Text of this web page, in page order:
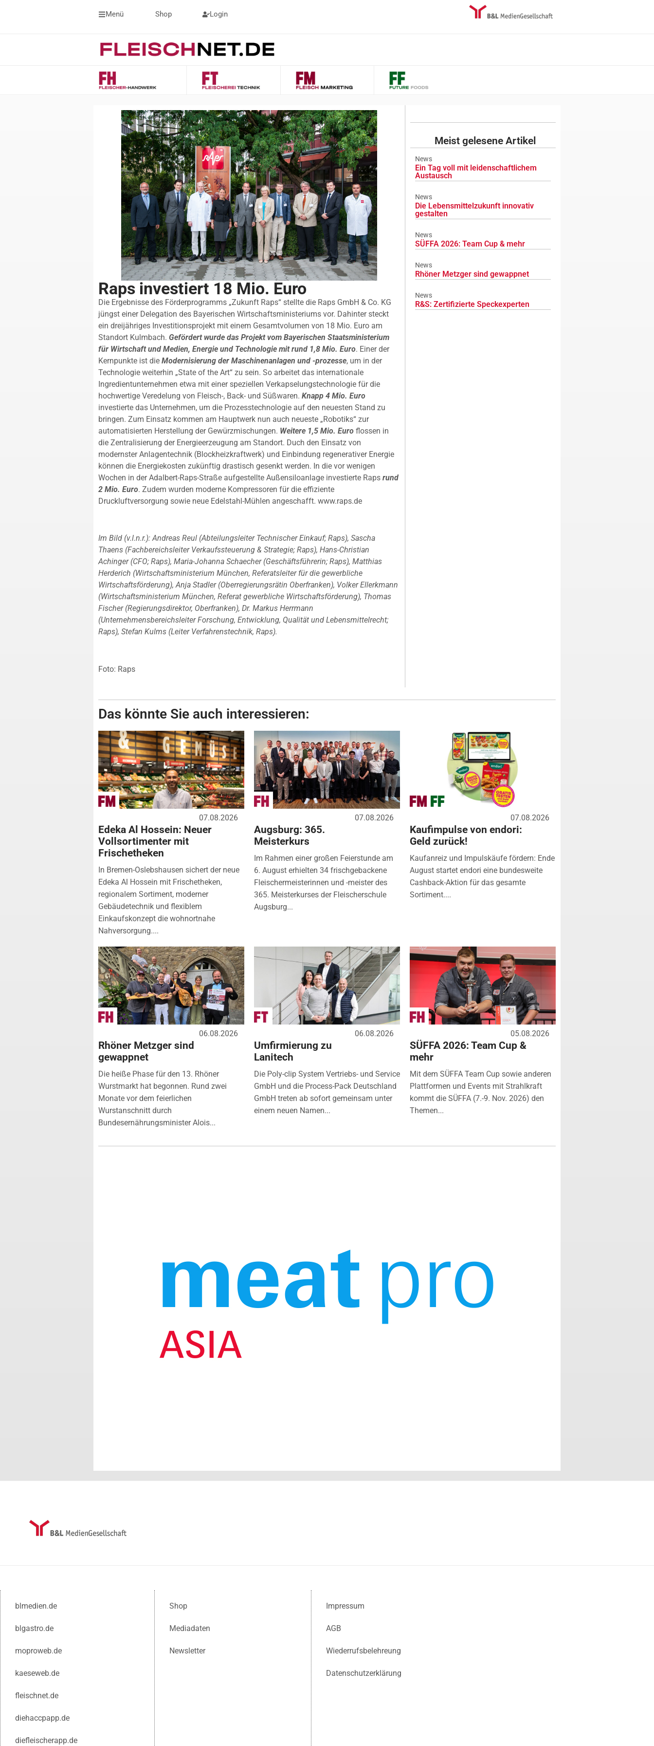
Menü Shop Login
Raps investiert 18 Mio. Euro
Die Ergebnisse des Förderprogramms „Zukunft Raps“ stellte die Raps GmbH & Co. KG
jüngst einer Delegation des Bayerischen Wirtschaftsministeriums vor. Dahinter steckt
ein dreijähriges Investitionsprojekt mit einem Gesamtvolumen von 18 Mio. Euro am
Standort Kulmbach. Gefördert wurde das Projekt vom Bayerischen Staatsministerium
für Wirtschaft und Medien, Energie und Technologie mit rund 1,8 Mio. Euro. Einer der
Kernpunkte ist die Modernisierung der Maschinenanlagen und -prozesse, um in der
Technologie weiterhin „State of the Art“ zu sein. So arbeitet das internationale
Ingredientunternehmen etwa mit einer speziellen Verkapselungstechnologie für die
hochwertige Veredelung von Fleisch-, Back- und Süßwaren. Knapp 4 Mio. Euro
investierte das Unternehmen, um die Prozesstechnologie auf den neuesten Stand zu
bringen. Zum Einsatz kommen am Hauptwerk nun auch neueste „Robotiks“ zur
automatisierten Herstellung der Gewürzmischungen. Weitere 1,5 Mio. Euro flossen in
die Zentralisierung der Energieerzeugung am Standort. Duch den Einsatz von
modernster Anlagentechnik (Blockheizkraftwerk) und Einbindung regenerativer Energie
können die Energiekosten zukünftig drastisch gesenkt werden. In die vor wenigen
Wochen in der Adalbert-Raps-Straße aufgestellte Außensiloanlage investierte Raps rund
2 Mio. Euro. Zudem wurden moderne Kompressoren für die effiziente
Druckluftversorgung sowie neue Edelstahl-Mühlen angeschafft. www.raps.de
Im Bild (v.l.n.r.): Andreas Reul (Abteilungsleiter Technischer Einkauf; Raps), Sascha
Thaens (Fachbereichsleiter Verkaufssteuerung & Strategie; Raps), Hans-Christian
Achinger (CFO; Raps), Maria-Johanna Schaecher (Geschäftsführerin; Raps), Matthias
Herderich (Wirtschaftsministerium München, Referatsleiter für die gewerbliche
Wirtschaftsförderung), Anja Stadler (Oberregierungsrätin Oberfranken), Volker Ellerkmann
(Wirtschaftsministerium München, Referat gewerbliche Wirtschaftsförderung), Thomas
Fischer (Regierungsdirektor, Oberfranken), Dr. Markus Herrmann
(Unternehmensbereichsleiter Forschung, Entwicklung, Qualität und Lebensmittelrecht;
Raps), Stefan Kulms (Leiter Verfahrenstechnik, Raps).
Foto: Raps
Meist gelesene Artikel
News
Ein Tag voll mit leidenschaftlichem
Austausch
News
Die Lebensmittelzukunft innovativ
gestalten
News
SÜFFA 2026: Team Cup & mehr
News
Rhöner Metzger sind gewappnet
News
R&S: Zertifizierte Speckexperten
Das könnte Sie auch interessieren:
07.08.2026
Edeka Al Hossein: Neuer
Vollsortimenter mit
Frischetheken
In Bremen-Oslebshausen sichert der neue
Edeka Al Hossein mit Frischetheken,
regionalem Sortiment, moderner
Gebäudetechnik und flexiblem
Einkaufskonzept die wohnortnahe
Nahversorgung....
07.08.2026
Augsburg: 365.
Meisterkurs
Im Rahmen einer großen Feierstunde am
6. August erhielten 34 frischgebackene
Fleischermeisterinnen und -meister des
365. Meisterkurses der Fleischerschule
Augsburg...
07.08.2026
Kaufimpulse von endori:
Geld zurück!
Kaufanreiz und Impulskäufe fördern: Ende
August startet endori eine bundesweite
Cashback-Aktion für das gesamte
Sortiment....
06.08.2026
Rhöner Metzger sind
gewappnet
Die heiße Phase für den 13. Rhöner
Wurstmarkt hat begonnen. Rund zwei
Monate vor dem feierlichen
Wurstanschnitt durch
Bundesernährungsminister Alois...
06.08.2026
Umfirmierung zu
Lanitech
Die Poly-clip System Vertriebs- und Service
GmbH und die Process-Pack Deutschland
GmbH treten ab sofort gemeinsam unter
einem neuen Namen...
05.08.2026
SÜFFA 2026: Team Cup &
mehr
Mit dem SÜFFA Team Cup sowie anderen
Plattformen und Events mit Strahlkraft
kommt die SÜFFA (7.-9. Nov. 2026) den
Themen...
blmedien.de
blgastro.de
moproweb.de
kaeseweb.de
fleischnet.de
diehaccpapp.de
diefleischerapp.de
Shop
Mediadaten
Newsletter
Impressum
AGB
Wiederrufsbelehreung
Datenschutzerklärung